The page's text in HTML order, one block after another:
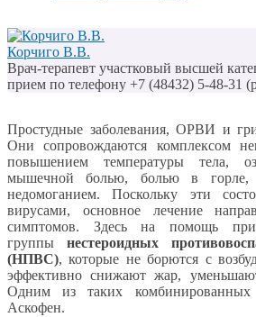
Корчиго В.В.
Врач-терапевт участковый высшей
прием по телефону +7 (48432) 5-48-31
Простудные заболевания, ОРВИ и
Они сопровождаются комплексом
повышением температуры тела,
мышечной болью, болью в горле,
недомоганием. Поскольку эти
вирусами, основное лечение
симптомов. Здесь на помощь
группы нестероидных
(НПВС), которые не борются с
эффективно снижают жар,
Одним из таких комбинированных
Аскофен.